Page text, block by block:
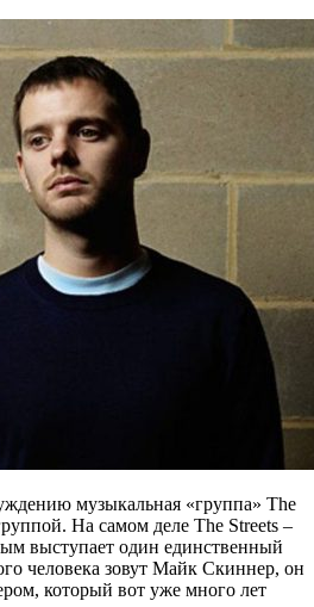
музыкальная «группа» The
На самом деле The Streets –
выступает один единственный
человека зовут Майк Скиннер, он
который вот уже много лет